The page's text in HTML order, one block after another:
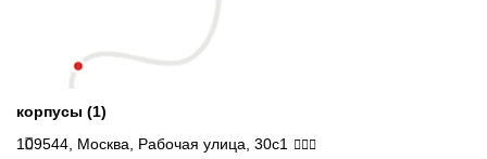
корпусы (1)
109544, Москва, Рабочая улица, 30с1